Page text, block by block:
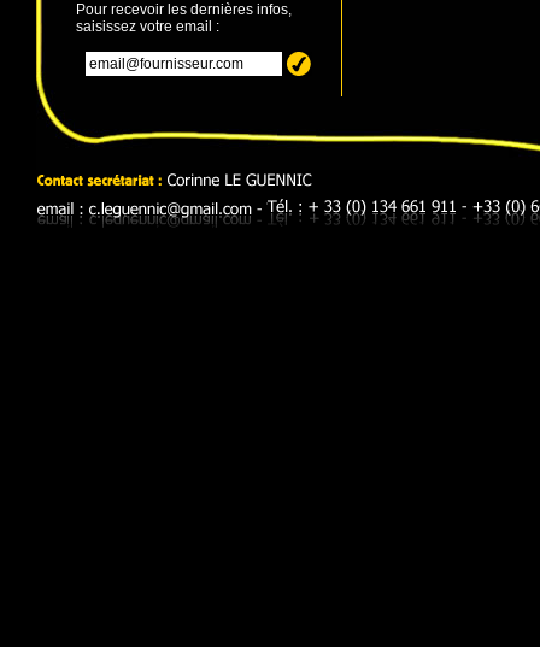
Pour recevoir les dernières infos,
saisissez votre email :